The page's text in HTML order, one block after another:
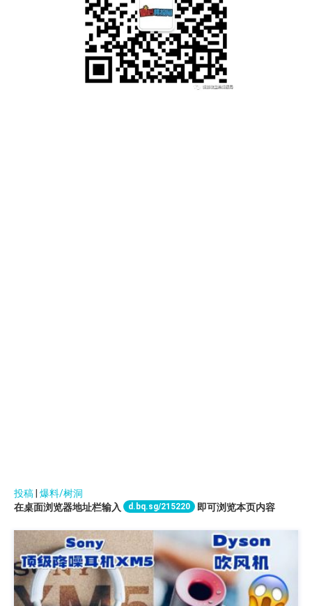
投稿 爆料/树洞
在桌面浏览器地址栏输入
d.bq.sg/215220 即可浏览本页内容